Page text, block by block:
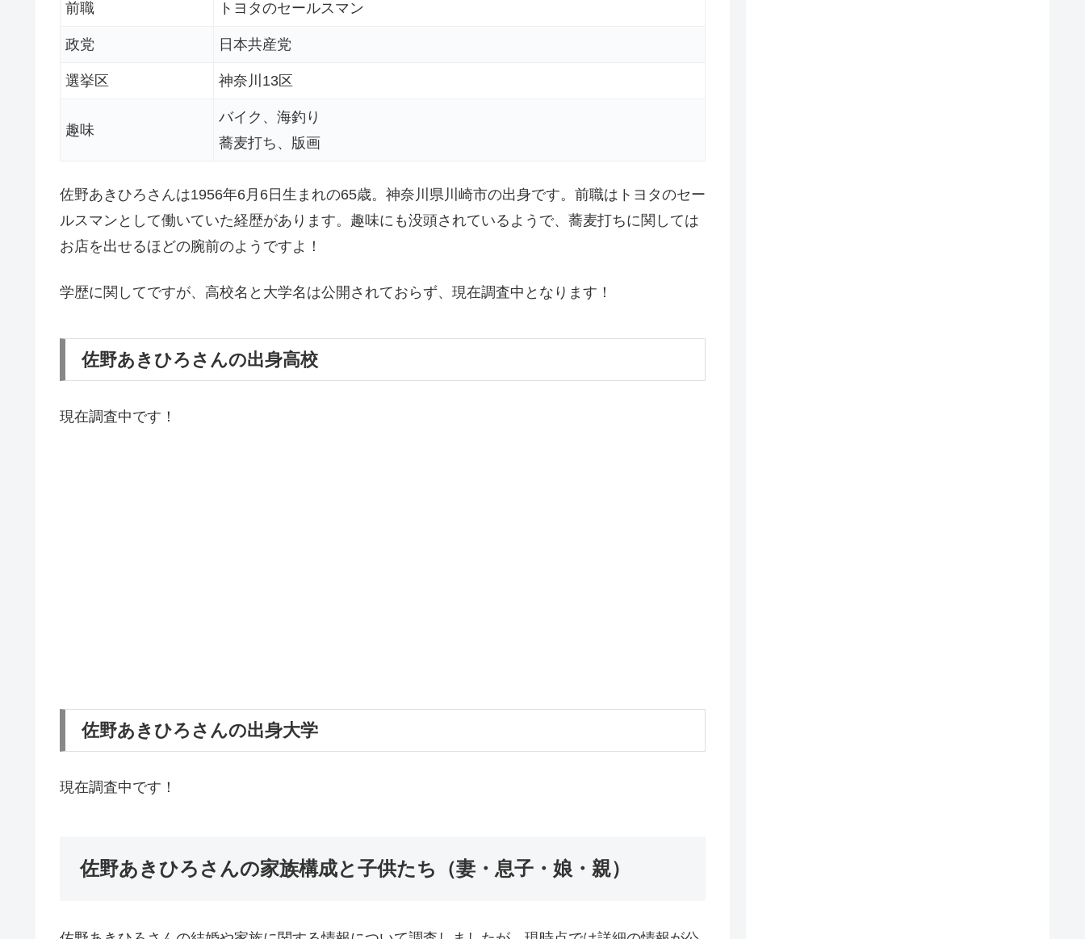
前職 トヨタのセールスマン
政党 日本共産党
選挙区 神奈川13区
趣味
バイク、海釣り
蕎麦打ち、版画
佐野あきひろさんは1956年6月6日生まれの65歳。神奈川県川崎市の出身です。前職はトヨタのセー
ルスマンとして働いていた経歴があります。趣味にも没頭されているようで、蕎麦打ちに関しては
お店を出せるほどの腕前のようですよ！
学歴に関してですが、高校名と大学名は公開されておらず、現在調査中となります！
佐野あきひろさんの出身高校
現在調査中です！
佐野あきひろさんの出身大学
現在調査中です！
佐野あきひろさんの家族構成と子供たち（妻・息子・娘・親）